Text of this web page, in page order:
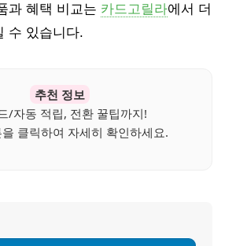
과 혜택 비교는 카드고릴라에서 더
수 있습니다.
추천 정보
/자동 적립, 전환 꿀팁까지!
클릭하여 자세히 확인하세요.